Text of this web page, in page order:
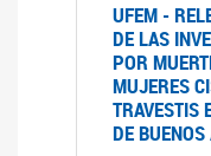
UFEM -
DE LAS
POR
MUJERES
TRAVESTIS
DE BUENOS